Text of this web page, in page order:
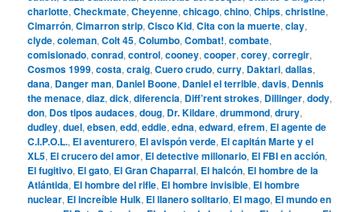
charlotte,Checkmate,Cheyenne,chicago,chino,Chips,christine,
Cimarrón,Cimarron strip,Cisco Kid,Cita con la muerte,clay,
clyde,coleman,Colt 45,Columbo,Combat!,combate,
comisionado,conrad,control,cooney,cooper,corey,corregir,
Cosmos 1999,costa,craig,Cuero crudo,curry, Daktari,dallas,
dana, Danger man, Daniel Boone, Daniel el terrible,davis, Dennis
the menace,diaz,dick,diferencia, Diff’rent strokes, Dillinger,dody,
don, Dos tipos audaces,doug, Dr. Kildare,drummond,drury,
dudley,duel,ebsen,edd,eddie,edna,edward,efrem, El agente de
C.I.P.O.L., El aventurero, El avispón verde, El capitán Marte y el
XL5, El crucero del amor, El detective millonario, El FBI en acción,
El fugitivo, El gato, El Gran Chaparral, El halcón, El hombre de la
Atlántida, El hombre del rifle, El hombre invisible, El hombre
nuclear, El increíble Hulk, El llanero solitario, El mago, El mundo en